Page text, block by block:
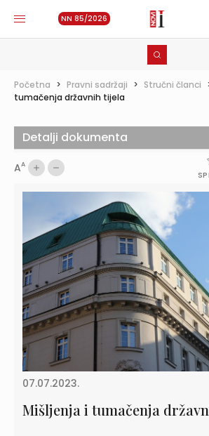
NN 85/2026
Početna > Pravni sadržaji > Stručni članci
tumačenja državnih tijela
AA
07.07.2023.
Mišljenja i tumačenja
Detalji dokumenta